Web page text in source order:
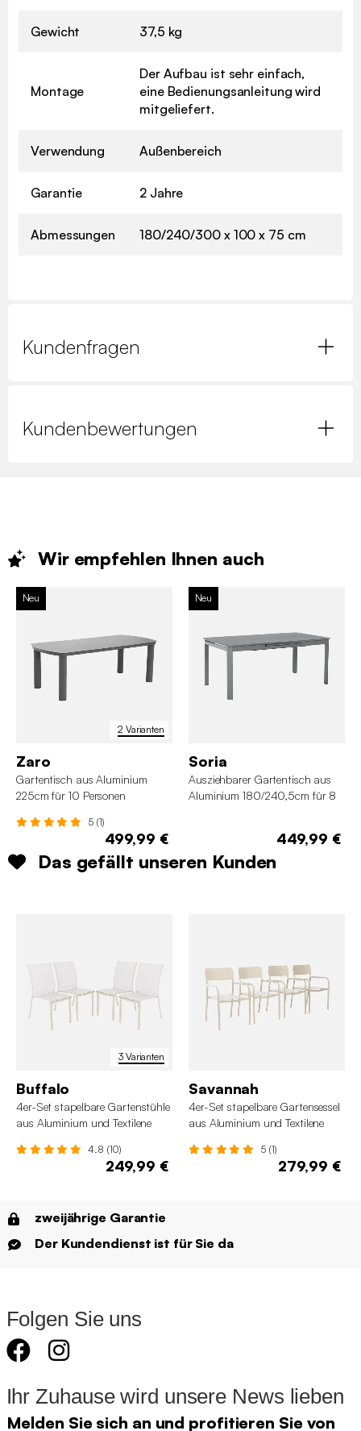
Gewicht 37,5 kg
Montage
Der Aufbau ist sehr einfach,
eine Bedienungsanleitung wird
mitgeliefert.
Verwendung Außenbereich
Garantie 2 Jahre
Abmessungen 180/240/300 x 100 x 75 cm
Kundenfragen
Kundenbewertungen
Wir empfehlen Ihnen auch
2 Varianten
Neu
Zaro
Gartentisch aus Aluminium
225cm für 10 Personen
5 (1)
499,99 €
Neu
Soria
Ausziehbarer Gartentisch aus
Aluminium 180/240,5cm für 8
449,99 €
Das gefällt unseren Kunden
3 Varianten
Buffalo
4er-Set stapelbare Gartenstühle
aus Aluminium und Textilene
4.8 (10)
249,99 €
Savannah
4er-Set stapelbare Gartensessel
aus Aluminium und Textilene
5 (1)
279,99 €
zweijährige Garantie
Der Kundendienst ist für Sie da
Folgen Sie uns
Ihr Zuhause wird unsere News lieben
Melden Sie sich an und profitieren Sie von